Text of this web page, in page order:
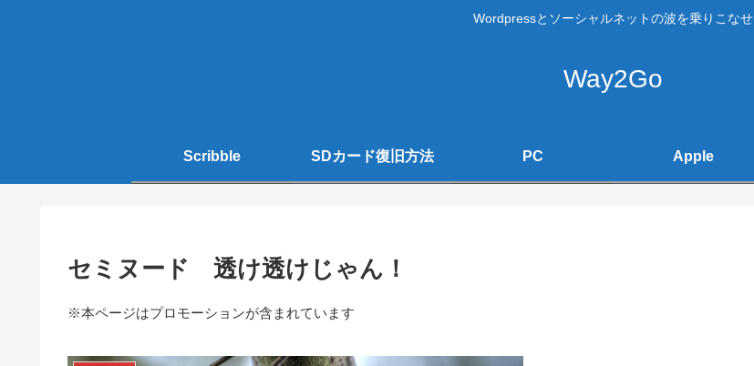
Wordpressとソーシャルネットの波を乗りこなせ
Way2Go
Scribble SDカード復旧方法 PC Apple
セミヌード 透け透けじゃん！
※本ページはプロモーションが含まれています